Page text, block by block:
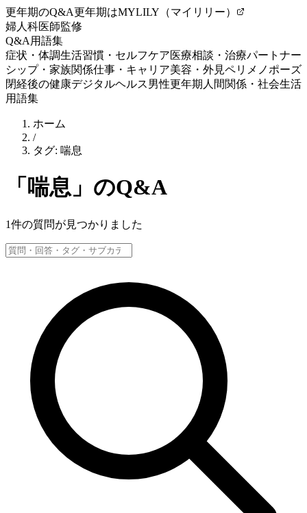
更年期のQ&A更年期はMYLILY（マイリリー）
婦人科医師監修
Q&A 用語集
症状・体調生活習慣・セルフケア医療相談・治療パートナー
シップ・家族関係仕事・キャリア美容・外見ペリメノポーズ
閉経後の健康デジタルヘルス男性更年期 人間関係・社会生活
用語集
ホーム
/
タグ: 喘息
「 喘息 」のQ&A
1件の質問が見つかりました